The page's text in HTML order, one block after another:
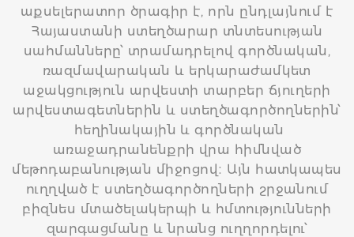
աքսելերատոր ծրագիր է, որն ընդլայնում է
Հայաստանի ստեղծարար տնտեսության
սահմանները՝ տրամադրելով գործնական,
ռազմավարական և երկարաժամկետ
աջակցություն արվեստի տարբեր ճյուղերի
արվեստագետներին և ստեղծագործողներին՝
հեղինակային և գործնական
առաջադրանենքրի վրա հիմնված
մեթոդաբանության միջոցով։ Այն հատկապես
ուղղված է ստեղծագործողների շրջանում
բիզնես մտածելակերպի և հմտությունների
զարգացմանը և նրանց ուղղորդելու՝